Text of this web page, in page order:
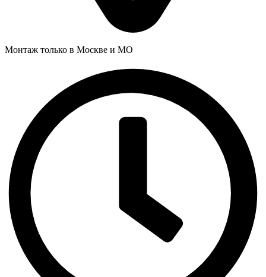
Монтаж только в Москве и МО